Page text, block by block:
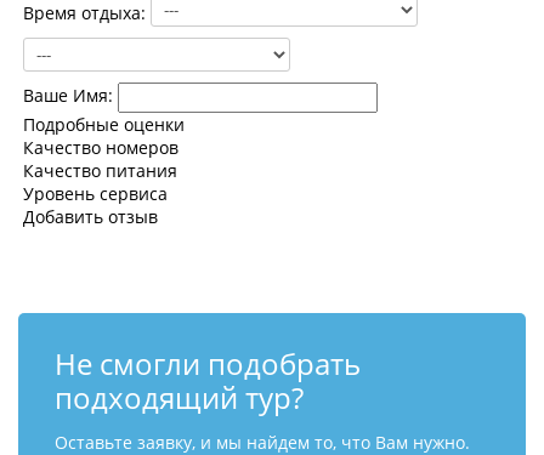
Время отдыха:
Ваше Имя:
Подробные оценки
Качество номеров
Качество питания
Уровень сервиса
Добавить отзыв
Не смогли подобрать
подходящий тур?
Оставьте заявку, и мы найдем то, что Вам нужно.